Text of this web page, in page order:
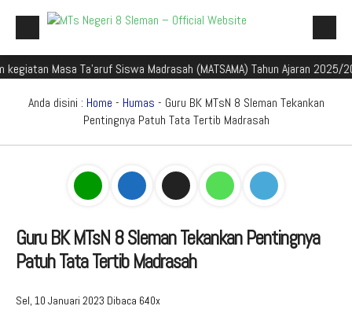
Beranda
Profil Madrasah
Aplikasi Madrasah
PMBM
Perpustakaan Madyadesta
Ta'aruf Siswa Madrasah (MATSAMA) Tahun Ajaran 2025/2026
Anda disini : Home - Humas - Guru BK MTsN 8 Sleman Tekankan
Pentingnya Patuh Tata Tertib Madrasah
Guru BK MTsN 8 Sleman Tekankan Pentingnya
Patuh Tata Tertib Madrasah
Sel, 10 Januari 2023 Dibaca 640x